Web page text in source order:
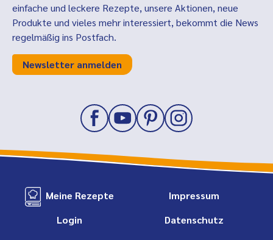
einfache und leckere Rezepte, unsere Aktionen, neue
Produkte und vieles mehr interessiert, bekommt die News
regelmäßig ins Postfach.
Newsletter anmelden
Meine Rezepte
Login
Impressum
Datenschutz